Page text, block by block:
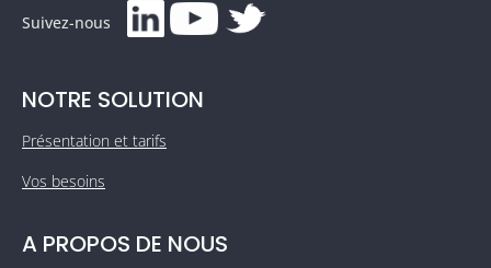
Suivez-nous
NOTRE SOLUTION
Présentation et tarifs
Vos besoins
A PROPOS DE NOUS